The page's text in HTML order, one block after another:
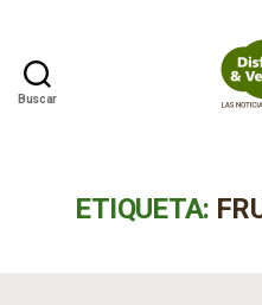
Buscar
ETIQUETA: